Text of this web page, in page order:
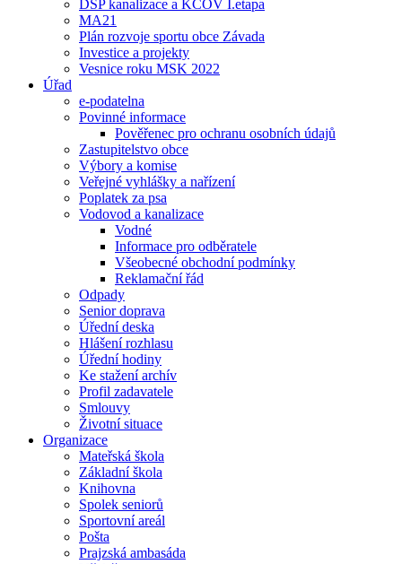
DSP kanalizace a KČOV I.etapa
MA21
Plán rozvoje sportu obce Závada
Investice a projekty
Vesnice roku MSK 2022
Úřad
e-podatelna
Povinné informace
Pověřenec pro ochranu osobních údajů
Zastupitelstvo obce
Výbory a komise
Veřejné vyhlášky a nařízení
Poplatek za psa
Vodovod a kanalizace
Vodné
Informace pro odběratele
Všeobecné obchodní podmínky
Reklamační řád
Odpady
Senior doprava
Úřední deska
Hlášení rozhlasu
Úřední hodiny
Ke stažení archív
Profil zadavatele
Smlouvy
Životní situace
Organizace
Mateřská škola
Základní škola
Knihovna
Spolek seniorů
Sportovní areál
Pošta
Prajzská ambasáda